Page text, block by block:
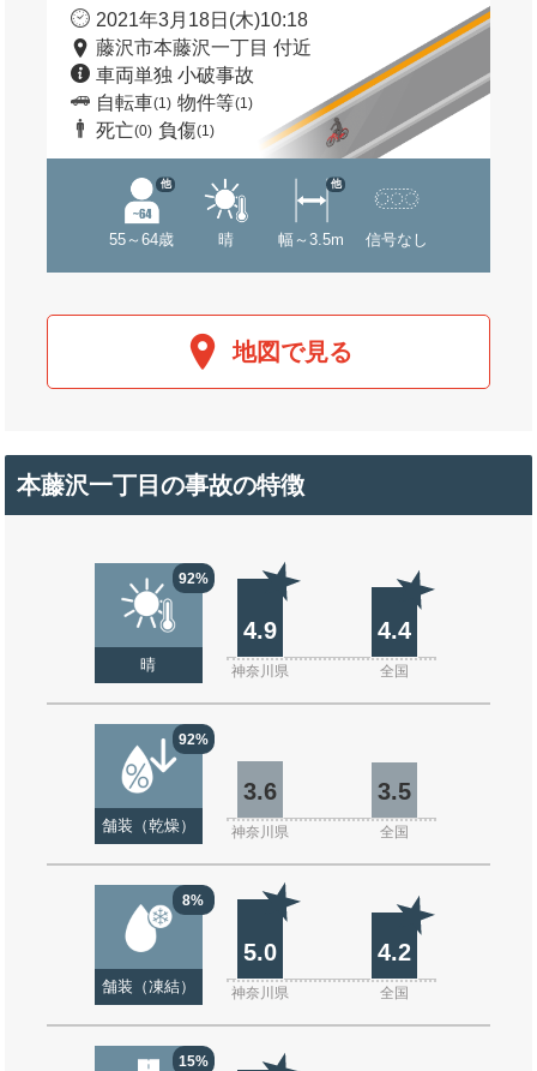
2021年3月18日(木)10:18
藤沢市本藤沢一丁目 付近
車両単独 小破事故
自転車(1) 物件等(1)
死亡(0) 負傷(1)
55～64歳
他
晴 幅～3.5m
他
信号なし
地図で見る
本藤沢一丁目の事故の特徴
92%
晴
4.9 4.4
神奈川県 全国
92%
舗装（乾燥）
3.6 3.5
神奈川県 全国
8%
舗装（凍結）
5.0 4.2
神奈川県 全国
15%